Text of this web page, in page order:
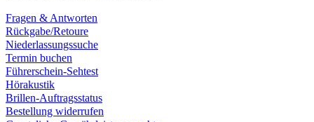
Fragen & Antworten
Rückgabe/Retoure
Niederlassungssuche
Termin buchen
Führerschein-Sehtest
Hörakustik
Brillen-Auftragsstatus
Bestellung widerrufen